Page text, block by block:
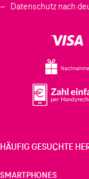
Datenschutz nach
Nachnahme
HÄUFIG GESUCHTE
SMARTPHONES